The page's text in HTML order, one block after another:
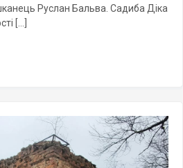
Руслан Бальва. Садиба Діка
[…]